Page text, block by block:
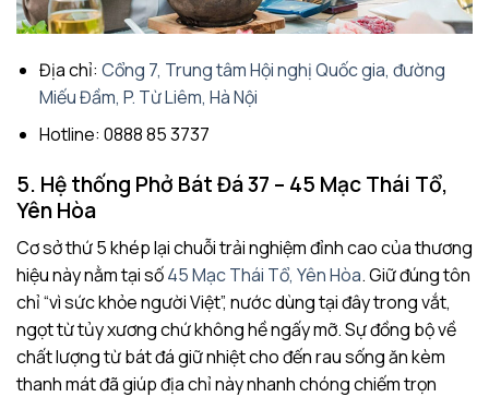
Địa chỉ: Cổng 7, Trung tâm Hội nghị Quốc gia, đường
Miếu Đầm, P. Từ Liêm, Hà Nội
Hotline: 0888 85 3737
5. Hệ thống Phở Bát Đá 37 – 45 Mạc Thái Tổ,
Yên Hòa
Cơ sở thứ 5 khép lại chuỗi trải nghiệm đỉnh cao của thương
hiệu này nằm tại số45 Mạc Thái Tổ, Yên Hòa. Giữ đúng tôn
chỉ “vì sức khỏe người Việt”, nước dùng tại đây trong vắt,
ngọt từ tủy xương chứ không hề ngấy mỡ. Sự đồng bộ về
chất lượng từ bát đá giữ nhiệt cho đến rau sống ăn kèm
thanh mát đã giúp địa chỉ này nhanh chóng chiếm trọn